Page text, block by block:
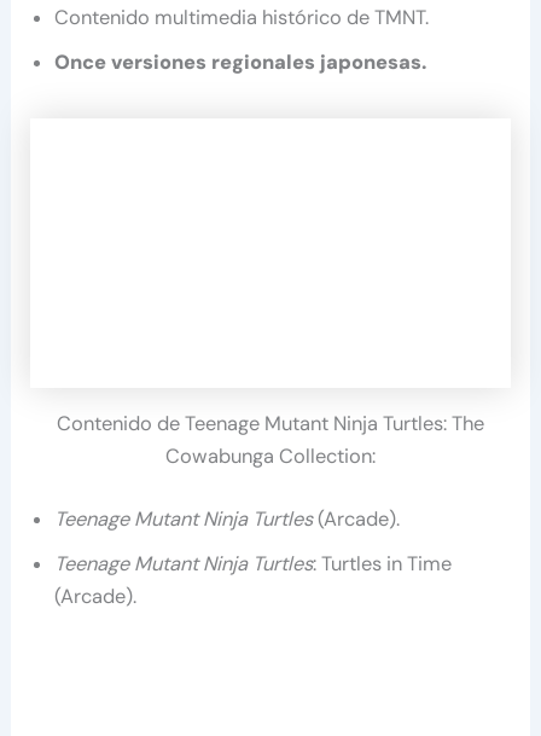
Contenido multimedia histórico de TMNT.
Once versiones regionales japonesas.
Contenido de Teenage Mutant Ninja Turtles: The
Cowabunga Collection:
Teenage Mutant Ninja Turtles(Arcade).
Teenage Mutant Ninja Turtles: Turtles in Time
(Arcade).